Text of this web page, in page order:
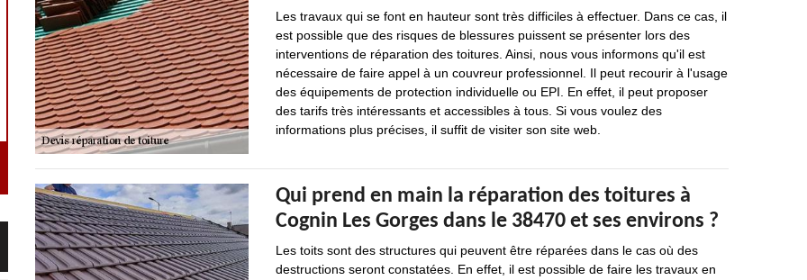
Les travaux qui se font en hauteur sont très difficiles à effectuer. Dans ce cas, il
est possible que des risques de blessures puissent se présenter lors des
interventions de réparation des toitures. Ainsi, nous vous informons qu'il est
nécessaire de faire appel à un couvreur professionnel. Il peut recourir à l'usage
des équipements de protection individuelle ou EPI. En effet, il peut proposer
des tarifs très intéressants et accessibles à tous. Si vous voulez des
informations plus précises, il suffit de visiter son site web.
Qui prend en main la réparation des toitures à
Cognin Les Gorges dans le 38470 et ses environs ?
Les toits sont des structures qui peuvent être réparées dans le cas où des
destructions seront constatées. En effet, il est possible de faire les travaux en